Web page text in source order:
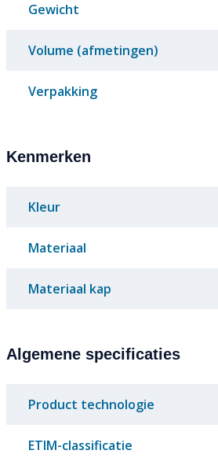
Gewicht
Volume (afmetingen)
Verpakking
Kenmerken
Kleur
Materiaal
Materiaal kap
Algemene specificaties
Product technologie
ETIM-classificatie